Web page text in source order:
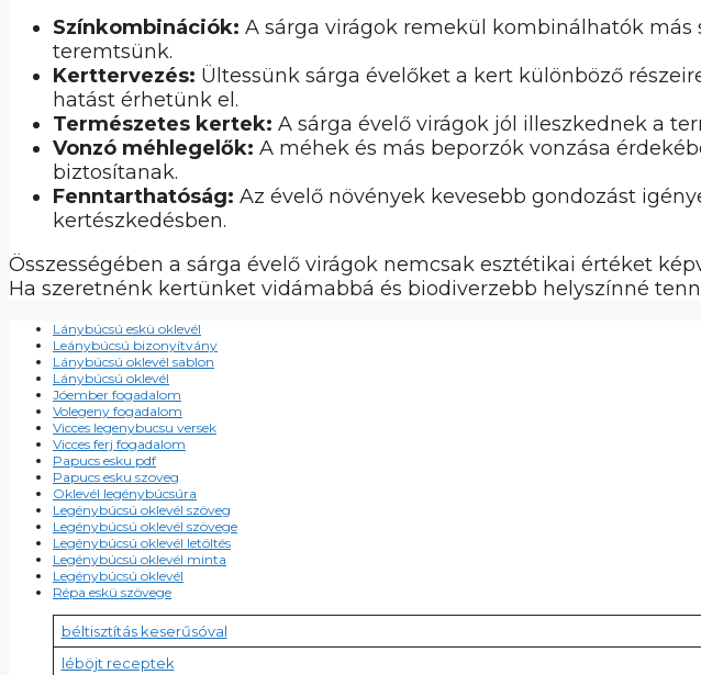
Színkombinációk: A sárga virágok remekül kombinálhatók
teremtsünk.
Kerttervezés: Ültessünk sárga évelőket a kert különböző
hatást érhetünk el.
Természetes kertek: A sárga évelő virágok jól illeszkednek a
Vonzó méhlegelők: A méhek és más beporzók vonzása
biztosítanak.
Fenntarthatóság: Az évelő növények kevesebb gondozást
kertészkedésben.
Összességében a sárga évelő virágok nemcsak esztétikai értéket
Ha szeretnénk kertünket vidámabbá és biodiverzebb helyszínné
Lánybúcsú eskü oklevél
Leánybúcsú bizonyítvány
Lánybúcsú oklevél sablon
Lánybúcsú oklevél
Jóember fogadalom
Volegeny fogadalom
Vicces legenybucsu versek
Vicces ferj fogadalom
Papucs esku pdf
Papucs esku szoveg
Oklevél legénybúcsúra
Legénybúcsú oklevél szöveg
Legénybúcsú oklevél szövege
Legénybúcsú oklevél letöltés
Legénybúcsú oklevél minta
Legénybúcsú oklevél
Répa eskü szövege
béltisztítás keserűsóval
léböjt receptek